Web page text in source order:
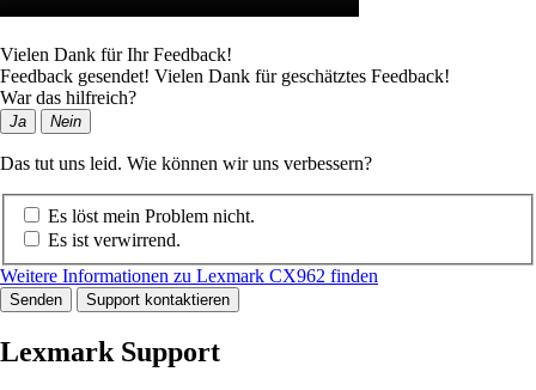
Vielen Dank für Ihr Feedback!
Feedback gesendet! Vielen Dank für geschätztes Feedback!
War das hilfreich?
Ja Nein
Das tut uns leid. Wie können wir uns verbessern?
Es löst mein Problem nicht.
Es ist verwirrend.
Weitere Informationen zu Lexmark CX962 finden
Senden Support kontaktieren
Lexmark Support